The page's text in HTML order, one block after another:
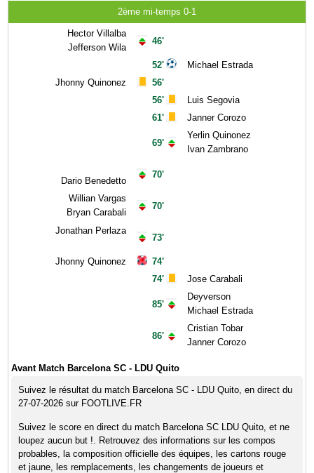
2ème mi-temps 0-1
Hector Villalba
Jefferson Wila
Jhonny Quinonez
Dario Benedetto
Willian Vargas
Bryan Carabali
Jonathan Perlaza
Jhonny Quinonez
46'
52'
56'
56'
61'
69'
70'
70'
73'
74'
74'
85'
86'
Michael Estrada
Luis Segovia
Janner Corozo
Yerlin Quinonez
Ivan Zambrano
Jose Carabali
Deyverson
Michael Estrada
Cristian Tobar
Janner Corozo
Avant Match Barcelona SC - LDU Quito
Suivez le résultat du match Barcelona SC - LDU Quito, en direct du
27-07-2026 sur FOOTLIVE.FR
Suivez le score en direct du match Barcelona SC LDU Quito, et ne
loupez aucun but !. Retrouvez des informations sur les compos
probables, la composition officielle des équipes, les cartons rouge
et jaune, les remplacements, les changements de joueurs et